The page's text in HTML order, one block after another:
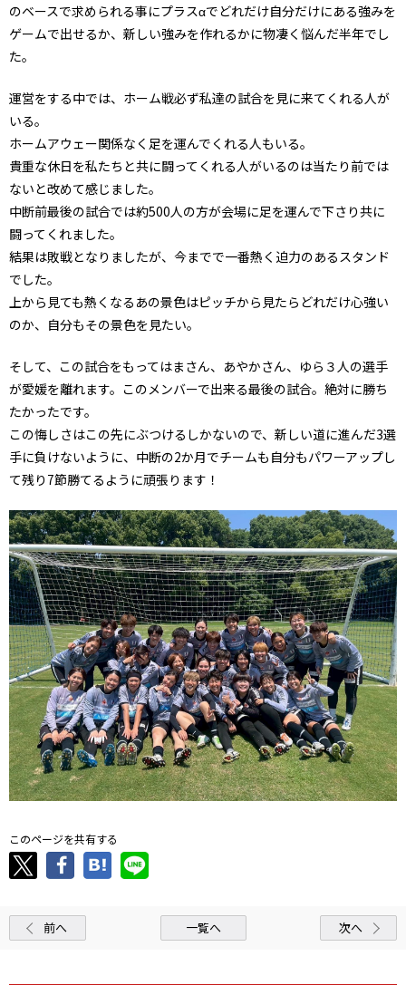
のベースで求められる事にプラスαでどれだけ自分だけにある強みを
ゲームで出せるか、新しい強みを作れるかに物凄く悩んだ半年でし
た。
運営をする中では、ホーム戦必ず私達の試合を見に来てくれる人が
いる。
ホームアウェー関係なく足を運んでくれる人もいる。
貴重な休日を私たちと共に闘ってくれる人がいるのは当たり前では
ないと改めて感じました。
中断前最後の試合では約500人の方が会場に足を運んで下さり共に
闘ってくれました。
結果は敗戦となりましたが、今までで一番熱く迫力のあるスタンド
でした。
上から見ても熱くなるあの景色はピッチから見たらどれだけ心強い
のか、自分もその景色を見たい。
そして、この試合をもってはまさん、あやかさん、ゆら３人の選手
が愛媛を離れます。このメンバーで出来る最後の試合。絶対に勝ち
たかったです。
この悔しさはこの先にぶつけるしかないので、新しい道に進んだ3選
手に負けないように、中断の2か月でチームも自分もパワーアップし
て残り7節勝てるように頑張ります！
このページを共有する
前へ 一覧へ 次へ